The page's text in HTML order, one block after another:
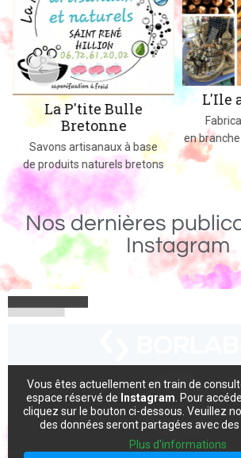
La P'tite Bulle
Bretonne
Savons artisanaux à base
de produits naturels bretons
L'Ile
en
Nos dernières
Instagram
Vous êtes actuellement en train de
espace réservé de Instagram . Pour
cliquez sur le bouton ci-dessous. Veuillez
des données seront partagées avec des
Plus d'informations